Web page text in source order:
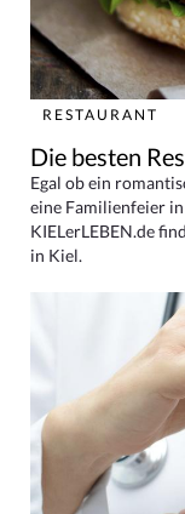
RESTAURANT
Die besten
Egal ob ein
eine Familienfeier
KIELerLEBEN.de
in Kiel.